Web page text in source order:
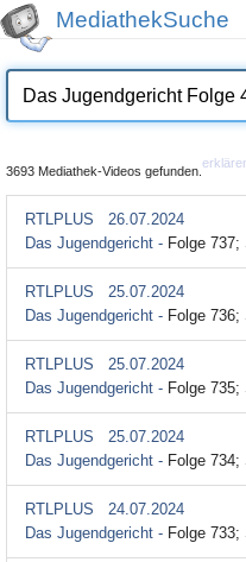
MediathekSuche
3693 Mediathek-Videos gefunden.
RTLPLUS
26.07.2024
Das Jugendgericht - Folge
RTLPLUS
25.07.2024
Das Jugendgericht - Folge
RTLPLUS
25.07.2024
Das Jugendgericht - Folge
RTLPLUS
25.07.2024
Das Jugendgericht - Folge
RTLPLUS
24.07.2024
Das Jugendgericht - Folge